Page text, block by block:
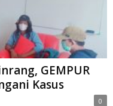
GEMPUR
Kasus
0